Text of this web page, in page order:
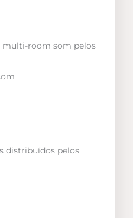
multi-room som pelos
distribuídos pelos